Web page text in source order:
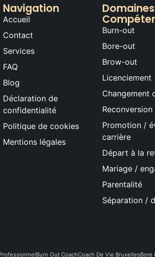
Navigation
Accueil
Contact
Services
FAQ
Blog
Déclaration de
confidentialité
Politique de cookies
Mentions légales
Burn-out
Bore-out
Brow-out
Licenciement
Changement
Promotion /
carrière
Départ à la
Mariage /
Parentalité
Séparation /
Burn Out CoachCoach De Vie BruxellesBore